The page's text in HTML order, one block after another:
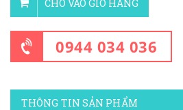
CHO VÀO GIỎ HÀNG
0944 034 036
THÔNG TIN SẢN PHẨM